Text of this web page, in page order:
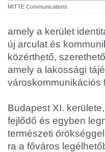
MITTE Communications
amely a kerület
új arculat és
közérthető,
amely a lakossági
városkommunikációs
Budapest XI.
fejlődő és egyben
természeti
ra a főváros